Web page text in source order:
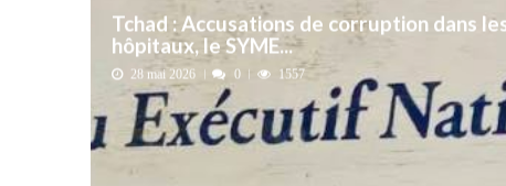
Tchad : Accusations de corruption dans
hôpitaux, le SYME...
28 mai 2026 0 1557